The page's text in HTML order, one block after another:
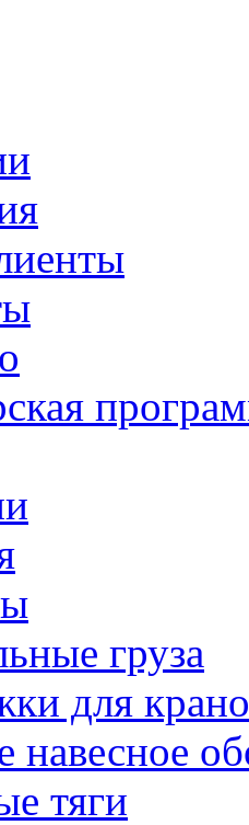
груза
для
навесное
тяги